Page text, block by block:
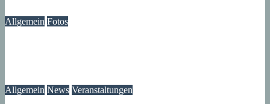
Allgemein Fotos
Allgemein News Veranstaltungen